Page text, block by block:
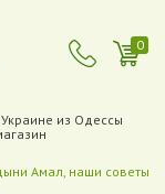
0
из Одессы
Амал, наши советы